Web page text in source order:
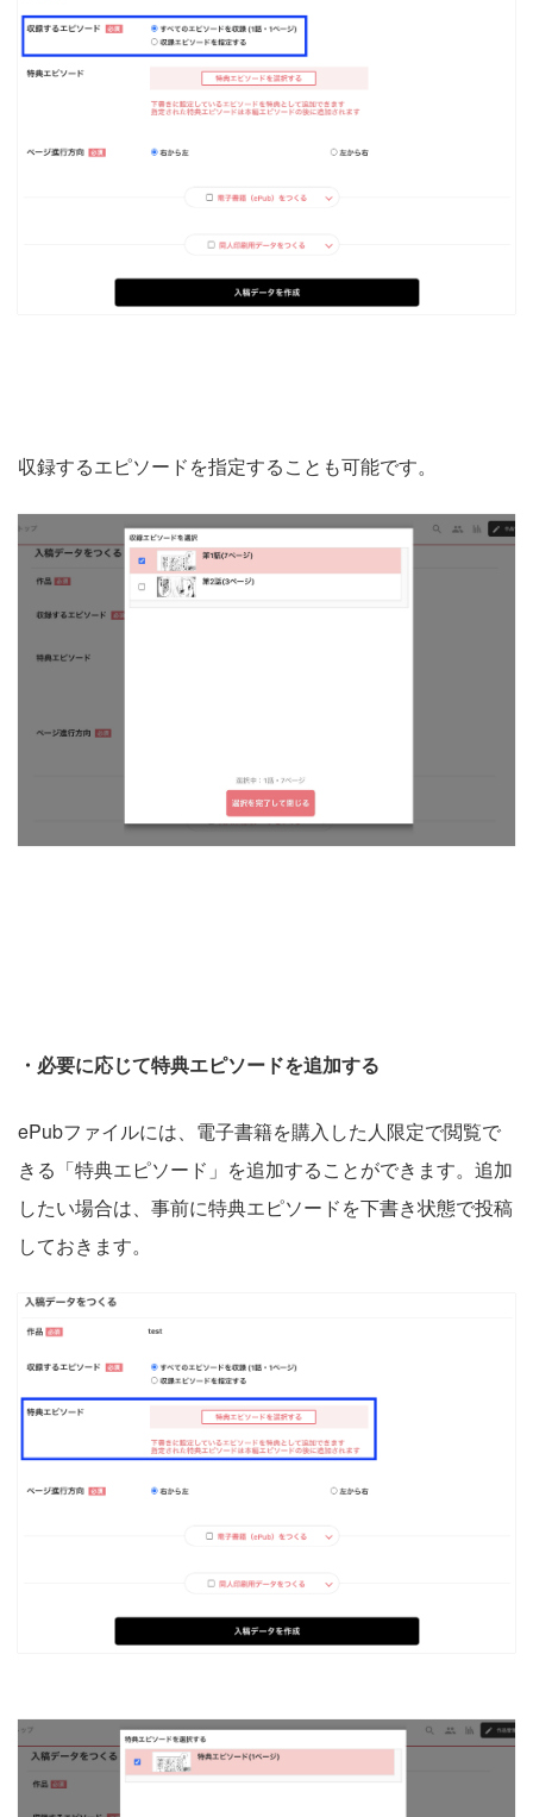
収録するエピソードを指定することも可能です。
・必要に応じて特典エピソードを追加する
ePubファイルには、電子書籍を購入した人限定で閲覧で
きる「特典エピソード」を追加することができます。 追加
したい場合は、事前に特典エピソードを下書き状態で投稿
しておきます。